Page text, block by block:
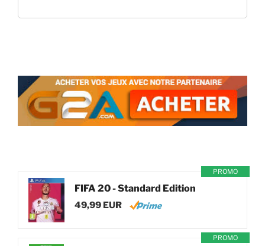
PROMO
FIFA 20 - Standard Edition
49,99 EUR
PROMO